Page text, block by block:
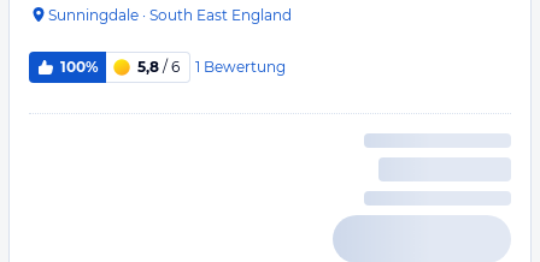
Sunningdale · South East England
100% 5,8 / 6 1 Bewertung